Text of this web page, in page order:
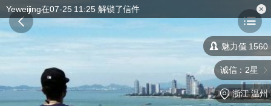
诚信：2星
魅力值 1560
浙江 温州
Yeweijing在07-25 11:25 解锁了信件